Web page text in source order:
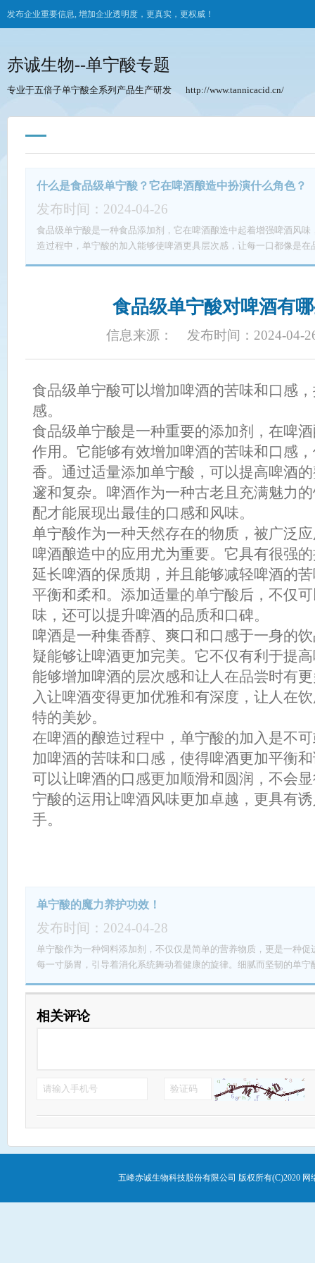
发布企业重要信息, 增加企业透明度，更真实，更权威！
赤诚生物--单宁酸专题
专业于五倍子单宁酸全系列产品生产研发 http://www.tannicacid.cn/
什么是食品级单宁酸？它在啤酒酿造中扮演什么角色？
发布时间：2024-04-26
食品级单宁酸是一种食品添加剂，它在啤酒酿造中起着增强啤酒风味，改善
造过程中，单宁酸的加入能够使啤酒更具层次感，让每一口都像是
食品级单宁酸对啤酒有
信息来源： 发布时间：2024-04-
食品级单宁酸可以增加啤酒的苦味和口感
感。
食品级单宁酸是一种重要的添加剂，在啤
作用。它能够有效增加啤酒的苦味和口感
香。通过适量添加单宁酸，可以提高啤酒
邃和复杂。啤酒作为一种古老且充满魅力
配才能展现出最佳的口感和风味。
单宁酸作为一种天然存在的物质，被广泛
啤酒酿造中的应用尤为重要。它具有很强
延长啤酒的保质期，并且能够减轻啤酒的
平衡和柔和。添加适量的单宁酸后，不仅
味，还可以提升啤酒的品质和口碑。
啤酒是一种集香醇、爽口和口感于一身的
疑能够让啤酒更加完美。它不仅有利于提
能够增加啤酒的层次感和让人在品尝时有
入让啤酒变得更加优雅和有深度，让人在
特的美妙。
在啤酒的酿造过程中，单宁酸的加入是不
加啤酒的苦味和口感，使得啤酒更加平衡
可以让啤酒的口感更加顺滑和圆润，不会
宁酸的运用让啤酒风味更加卓越，更具有
手。
单宁酸的魔力养护功效！
发布时间：2024-04-28
单宁酸作为一种饲料添加剂，不仅仅是简单的营养物质，更是一种
每一寸肠胃，引导着消化系统舞动着健康的旋律。细腻而坚韧的单
着疾病的侵袭，为动物打造着坚不可摧的免疫屏障。 在这充满活力的世界里，单宁酸如同一束明亮的光
芒，照亮着动物的每个细胞，为它们带来生机和活力。它在动物体
的身体，让它们拥有强健的体魄和无往不胜的抗病能力。 因此，单宁酸不仅仅是一种饲料添加剂，更是一
种守护神般存在的奇迹。它以其独特的功效和神秘的力量，为动物
相关评论
五峰赤诚生物科技股份有限公司 版权所有(C)2020 网